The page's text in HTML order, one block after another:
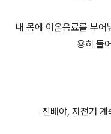
내 몸에 이온음료를 부어
용히 들
진배야, 자전거